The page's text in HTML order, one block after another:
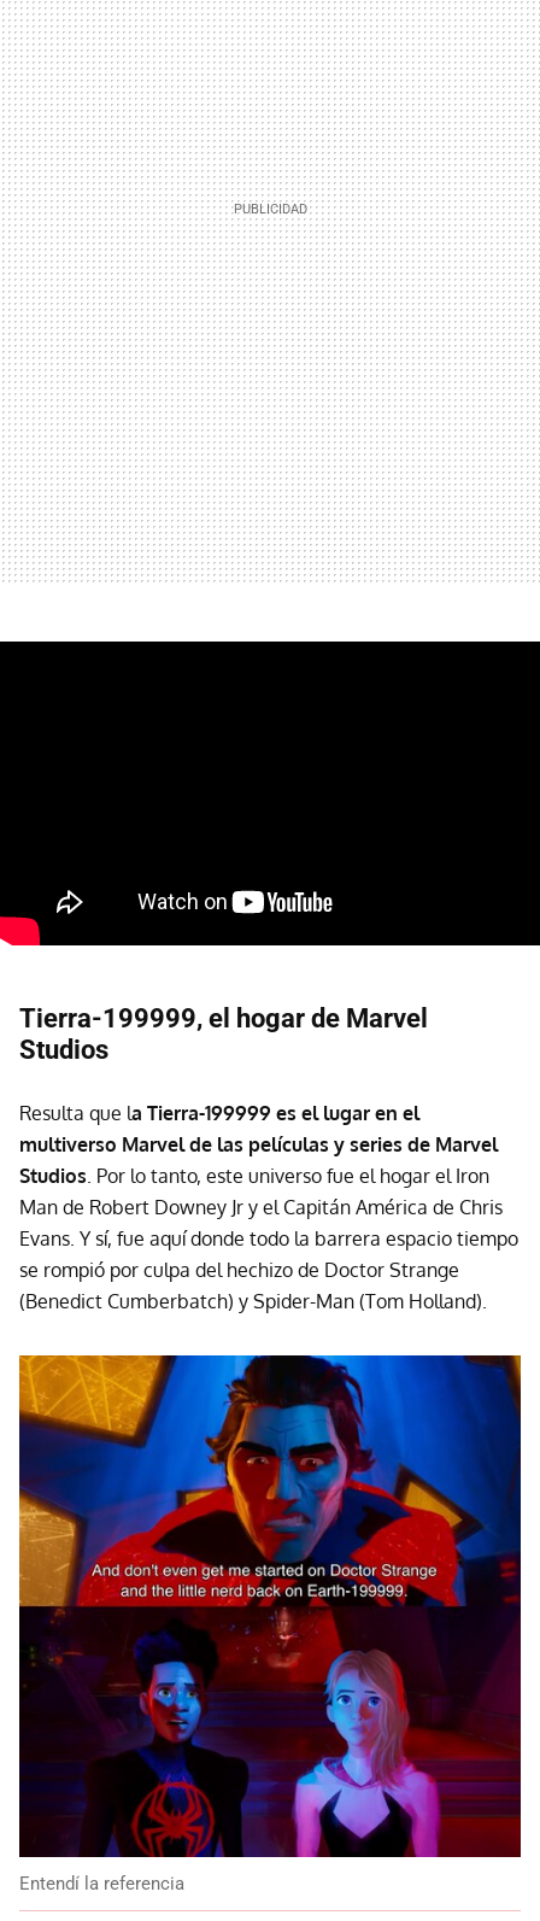
Tierra-199999, el hogar de Marvel
Studios
Resulta que la Tierra-199999 es el lugar en el
multiverso Marvel de las películas y series de Marvel
Studios . Por lo tanto, este universo fue el hogar el Iron
Man de Robert Downey Jr y el Capitán América de Chris
Evans. Y sí, fue aquí donde todo la barrera espacio tiempo
se rompió por culpa del hechizo de Doctor Strange
(Benedict Cumberbatch) y Spider-Man (Tom Holland).
Entendí la referencia